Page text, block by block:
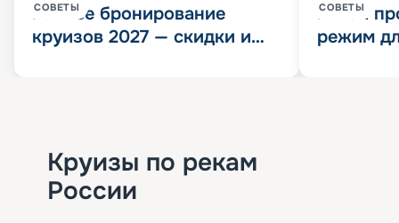
СОВЕТЫ
Раннее бронирование
круизов 2027 — скидки и
СОВЕТЫ
Китай
режим
Круизы по рекам
России